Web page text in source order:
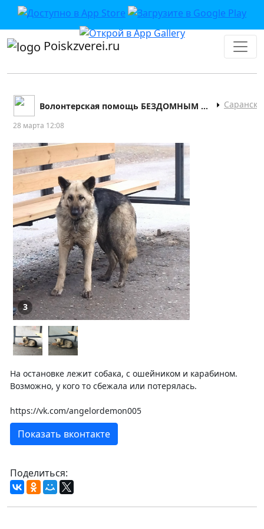
Poiskzverei.ru
Волонтерская помощь БЕЗДОМНЫМ животным Саранска Саранск
28 марта 12:08
3
На остановке лежит собака, с ошейником и карабином.
Возможно, у кого то сбежала или потерялась.
https://vk.com/angelordemon005
Показать вконтакте
Поделиться: